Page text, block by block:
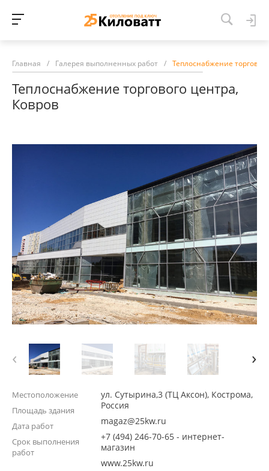
Главная / Галерея выполненных работ / Теплоснабжение
Теплоснабжение торгового центра,
Ковров
‹ ›
Местоположение
Площадь здания
Дата работ
Срок выполнения
работ
ул. Сутырина,3 (ТЦ Аксон), Кострома,
Россия
magaz@25kw.ru
+7 (494) 246-70-65 - интернет-
магазин
www.25kw.ru